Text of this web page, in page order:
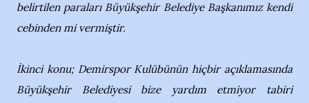
belirtilen paraları Büyükşehir Belediye Başkanımız kendi
cebinden mi vermiştir.
İkinci konu; Demirspor Kulübünün hiçbir açıklamasında
Büyükşehir Belediyesi bize yardım etmiyor tabiri